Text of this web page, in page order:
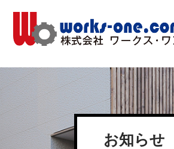
お知らせ